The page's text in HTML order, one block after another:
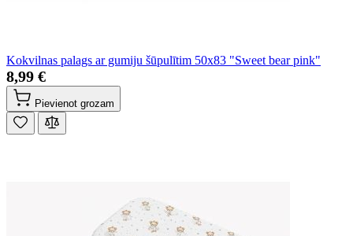
Kokvilnas palags ar gumiju šūpulītim 50x83 "Sweet bear pink"
8,99 €
Pievienot grozam